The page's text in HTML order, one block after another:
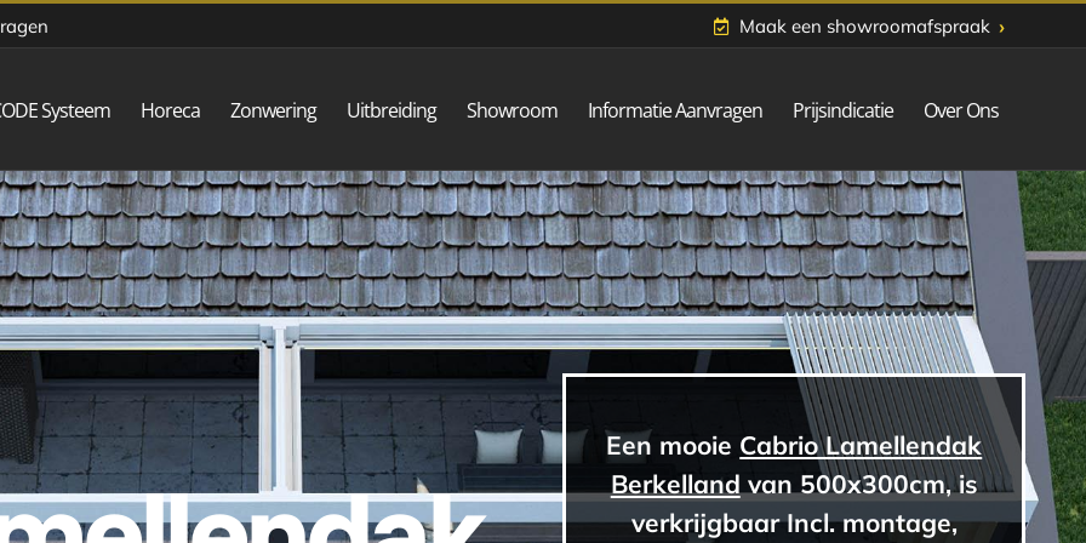
Maak een showroomafspraak ›
Systeem Horeca Zonwering Uitbreiding Showroom Informatie Aanvragen Prijsindicatie Over Ons
Een mooie Cabrio Lamellendak
Berkelland van 500x300cm, is
verkrijgbaar Incl. montage,